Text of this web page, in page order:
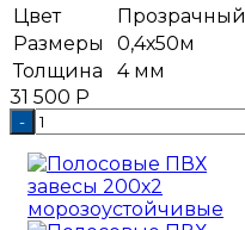
Цвет
Прозрачный
Размеры
0,4х50м
Толщина
4 мм
31 500 Р
-